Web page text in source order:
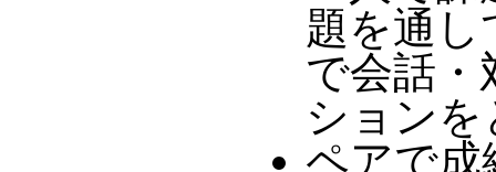
題を通
で会話・
ション
ペアで成